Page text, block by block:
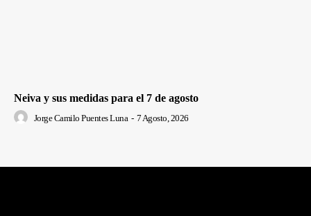
Neiva y sus medidas para el 7 de agosto
Jorge Camilo Puentes Luna - 7 Agosto, 2026